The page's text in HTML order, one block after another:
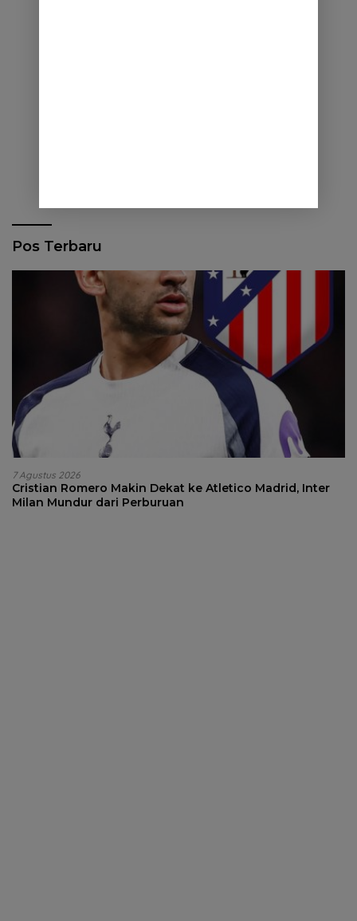
Pos Terbaru
7 Agustus 2026
Cristian Romero Makin Dekat ke Atletico Madrid, Inter
Milan Mundur dari Perburuan